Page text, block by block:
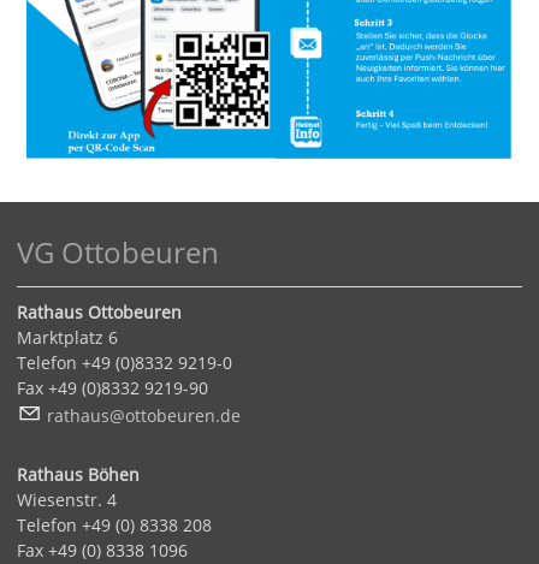
VG Ottobeuren
Rathaus Ottobeuren
Marktplatz 6
Telefon +49 (0)8332 9219-0
Fax +49 (0)8332 9219-90
r th s tt b r n d
Rathaus Böhen
Wiesenstr. 4
Telefon +49 (0) 8338 208
Fax +49 (0) 8338 1096